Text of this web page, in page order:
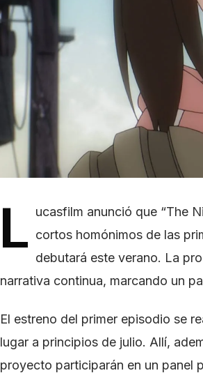
L ucasfilm anunció que “The
cortos homónimos de las
debutará este verano. La
narrativa continua, marcando un
El estreno del primer episodio se
lugar a principios de julio. Allí,
proyecto participarán en un panel